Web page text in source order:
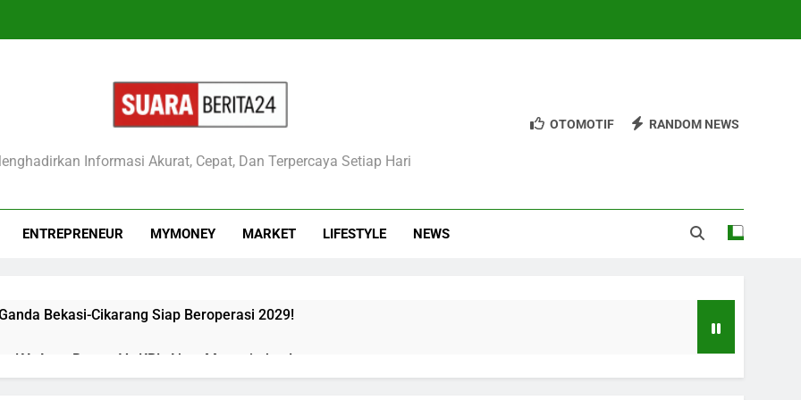
Informasi Akurat, Cepat, Dan Terpercaya Setiap Hari
OTOMOTIF RANDOM NEWS
ENTREPRENEUR MYMONEY MARKET LIFESTYLE NEWS
Bekasi-Cikarang Siap Beroperasi 2029!
KA Argo Bromo Vs KRL Akan Mengejutkan!